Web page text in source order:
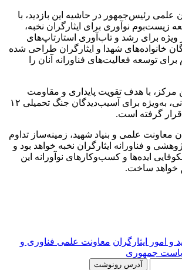
رئیس‌جمهور در حاشیه این بازدید، با
زیست‌بوم نوآوری برای ایثارگران نخبه،
برای رشد و تاب‌آوری استارتاپ‌های
خانواده‌های شهدا و ایثارگران طراحی شده
توسعه فعالیت‌های فناورانه آنان را
مرکز، با هدف تقویت پایداری و مقاومت
کسب‌وکارهای نخبگانی، به‌ویژه برای آسیب‌دیدگان جنگ تحمیلی ۱۲
قرار گرفته است.
علمی و بنیاد شهید، زمینه‌ساز تداوم
و فناورانه ایثارگران نخبه خواهد بود و
ایده‌ها و کسب‌وکارهای نوآورانه این
خواهد ساخت.
و امور ایثارگران معاونت علمی فناوری و
جمهوری
آدرس رونوشت